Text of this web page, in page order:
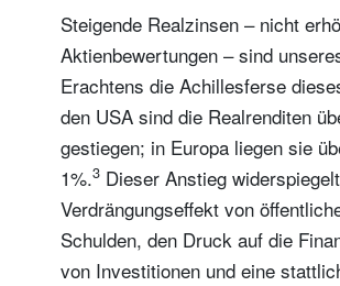
Steigende Realzinsen – nicht
Aktienbewertungen – sind
Erachtens die Achillesferse
den USA sind die Realrenditen
gestiegen; in Europa liegen sie
1%.3 Dieser Anstieg
Verdrängungseffekt von
Schulden, den Druck auf die
von Investitionen und eine